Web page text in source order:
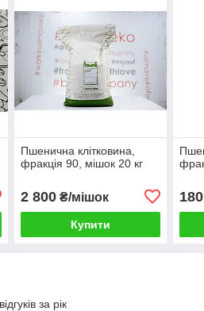
Пшенична клітковина,
фракція 90, мішок 20 кг
2 800₴/мішок
Купити
180
за рік